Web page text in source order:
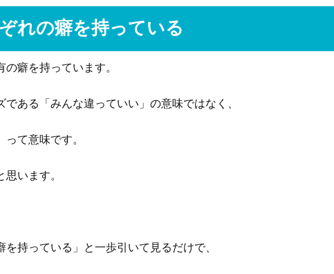
れの癖を持っている
癖を持っています。
である「みんな違っていい」の意味ではなく、
て意味です。
います。
を持っている」と一歩引いて見るだけで、